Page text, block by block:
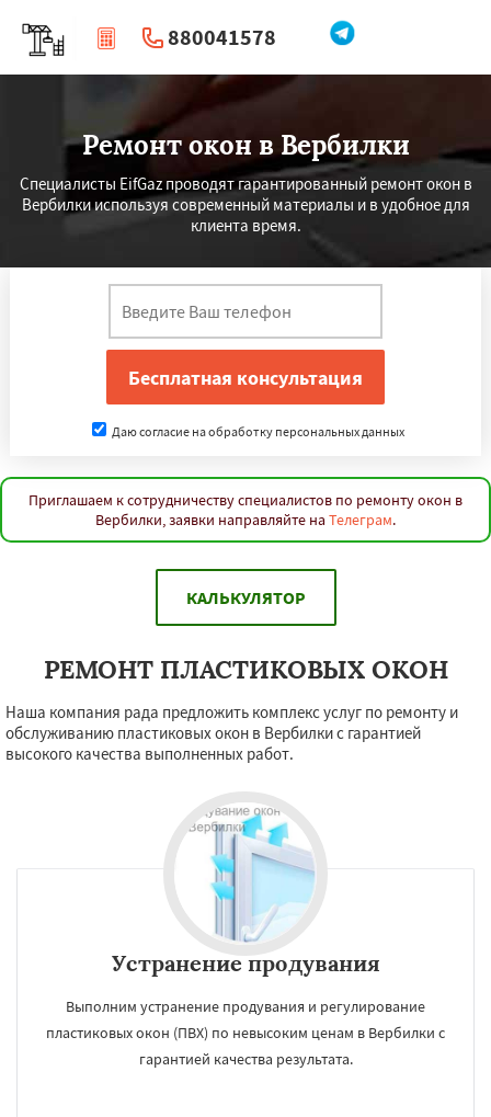
880041578
| Перезвоните мне
Ремонт окон в Вербилки
Специалисты EifGaz проводят гарантированный ремонт окон в
Вербилки используя современный материалы и в удобное для
клиента время.
Даю согласие на обработку персональных данных
Приглашаем к сотрудничеству специалистов по ремонту окон в
Вербилки, заявки направляйте на Телеграм.
КАЛЬКУЛЯТОР
РЕМОНТ ПЛАСТИКОВЫХ ОКОН
Наша компания рада предложить комплекс услуг по ремонту и
обслуживанию пластиковых окон в Вербилки с гарантией
высокого качества выполненных работ.
Устранение продувания
Выполним устранение продувания и регулирование
пластиковых окон (ПВХ) по невысоким ценам в Вербилки с
гарантией качества результата.